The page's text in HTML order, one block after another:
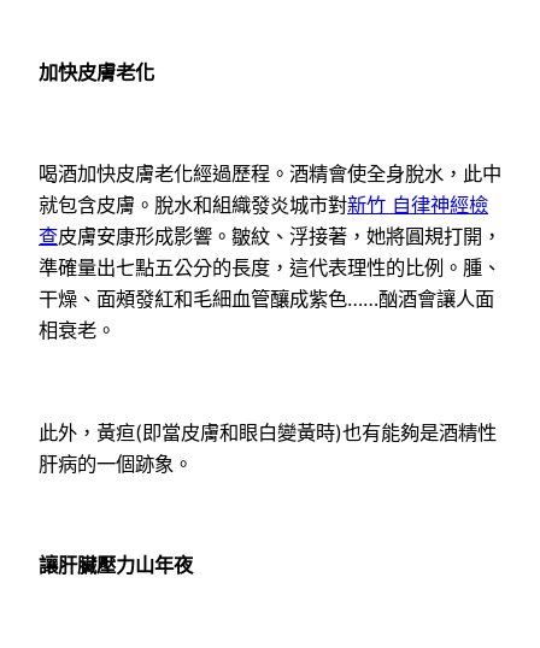
加快皮膚老化
喝酒加快皮膚老化經過歷程。酒精會使全身脫水，此中
就包含皮膚。脫水和組織發炎城市對新竹 自律神經檢
查皮膚安康形成影響。皺紋、浮接著，她將圓規打開，
準確量出七點五公分的長度，這代表理性的比例。腫、
干燥、面頰發紅和毛細血管釀成紫色……酗酒會讓人面
相衰老。
此外，黃疸(即當皮膚和眼白變黃時)也有能夠是酒精性
肝病的一個跡象。
讓肝臟壓力山年夜